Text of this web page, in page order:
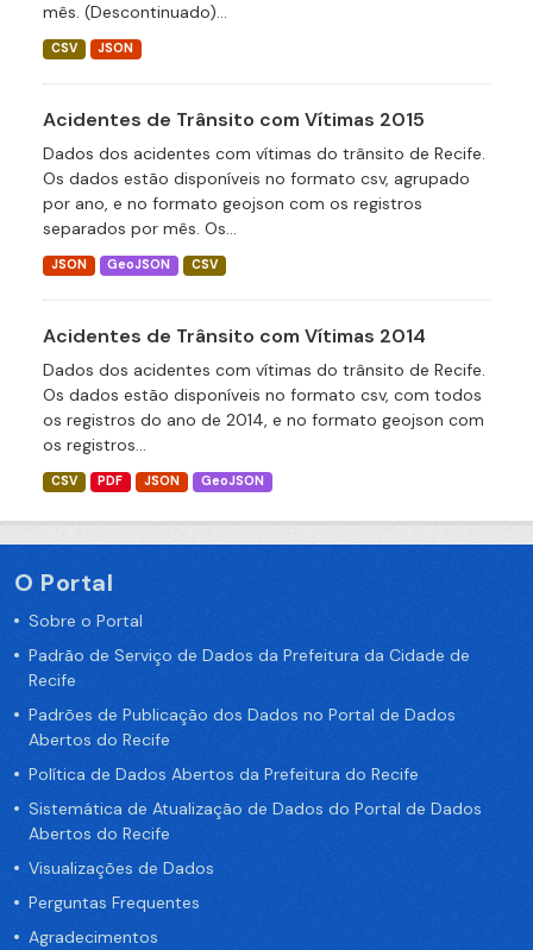
mês. (Descontinuado)...
CSV JSON
Acidentes de Trânsito com Vítimas 2015
Dados dos acidentes com vítimas do trânsito de Recife.
Os dados estão disponíveis no formato csv, agrupado
por ano, e no formato geojson com os registros
separados por mês. Os...
JSON GeoJSON CSV
Acidentes de Trânsito com Vítimas 2014
Dados dos acidentes com vítimas do trânsito de Recife.
Os dados estão disponíveis no formato csv, com todos
os registros do ano de 2014, e no formato geojson com
os registros...
CSV PDF JSON GeoJSON
O Portal
Sobre o Portal
Padrão de Serviço de Dados da Prefeitura da Cidade de
Recife
Padrões de Publicação dos Dados no Portal de Dados
Abertos do Recife
Política de Dados Abertos da Prefeitura do Recife
Sistemática de Atualização de Dados do Portal de Dados
Abertos do Recife
Visualizações de Dados
Perguntas Frequentes
Agradecimentos